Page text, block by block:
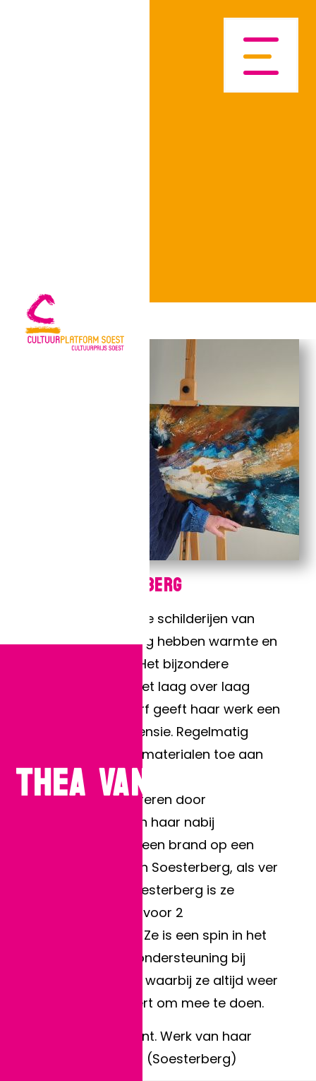
THEA VAN DEN BERG
Thea van den Berg
Over haar werk: De schilderijen van
Thea van den Berg hebben warmte en
zeggingskracht. Het bijzondere
kleurgebruik en het laag over laag
inwassen van verf geeft haar werk een
expressieve dimensie. Regelmatig
voegt ze andere materialen toe aan
haar werk.
Ze laat zich inspireren door
gebeurtenissen in haar nabij
omgeving, zoals een brand op een
bedrijventerrein in Soesterberg, als ver
daarbuiten. In Soesterberg is ze
verantwoordelijk voor 2
schildergroepen. Ze is een spin in het
web als het om ondersteuning bij
activiteiten gaat, waarbij ze altijd weer
anderen motiveert om mee te doen.
Expositie: Atelierlint. Werk van haar
hangt in de Basis (Soesterberg)